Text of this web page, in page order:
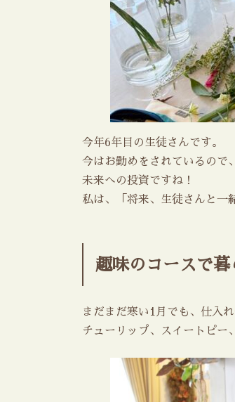
今年6年目の生徒さんです。
今はお勤めをされているので
未来への投資ですね！
私は、「将来、生徒さんと一
趣味のコースで
まだまだ寒い1月でも、仕入
チューリップ、スイートピー